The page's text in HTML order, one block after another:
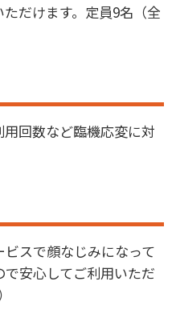
だけます。定員9名（全
回数など臨機応変に対
スで顔なじみになって
安心してご利用いただ